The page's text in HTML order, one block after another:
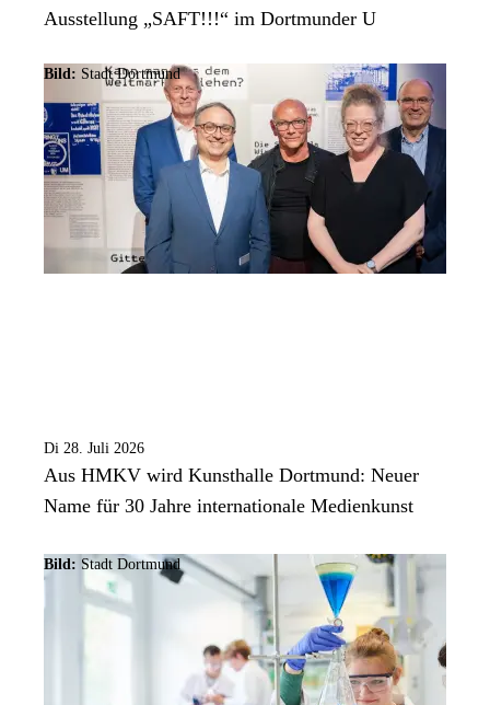
Ausstellung „SAFT!!!“ im Dortmunder U
Bild: Stadt Dortmund
Di 28. Juli 2026
Aus HMKV wird Kunsthalle Dortmund: Neuer
Name für 30 Jahre internationale Medienkunst
Bild: Stadt Dortmund